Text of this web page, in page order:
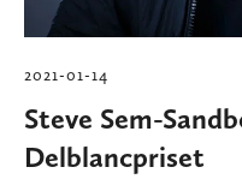
2021-01-14
Steve Sem-
Delblancpriset